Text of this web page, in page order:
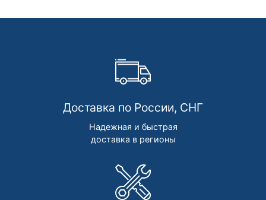
Доставка по России, СНГ
Надежная и быстрая
доставка в регионы